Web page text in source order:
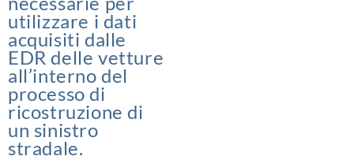
utilizzare i dati
acquisiti dalle
EDR delle vetture
all’interno del
processo di
ricostruzione di
un sinistro
stradale.